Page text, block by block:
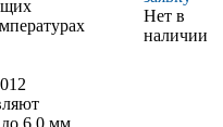
6,0 мм.
Нет в
наличии